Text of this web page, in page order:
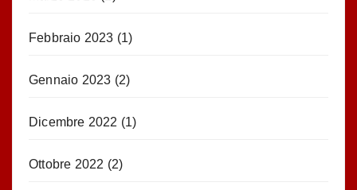
Febbraio 2023 (1)
Gennaio 2023 (2)
Dicembre 2022 (1)
Ottobre 2022 (2)